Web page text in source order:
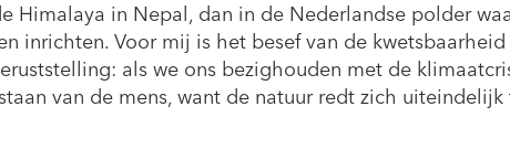
Himalaya in Nepal, dan in de Nederlandse polder
inrichten. Voor mij is het besef van de
als we ons bezighouden met de
van de mens, want de natuur redt zich